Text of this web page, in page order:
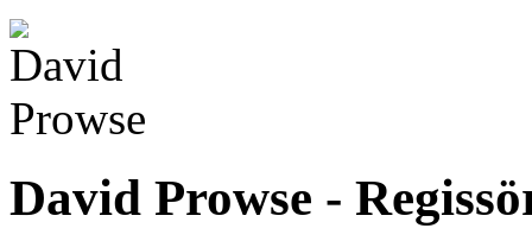
David Prowse -